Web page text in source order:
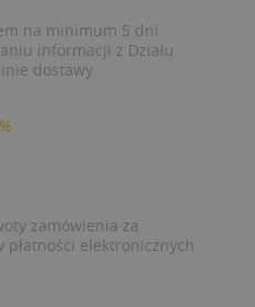
na minimum 5 dni
informacji z Działu
dostawy
zamówienia za
elektronicznych